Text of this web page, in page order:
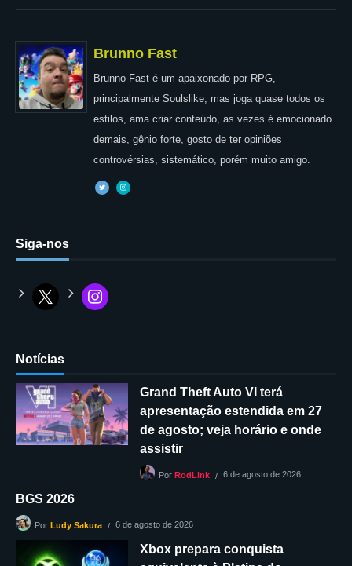
Brunno Fast
Brunno Fast é um apaixonado por RPG,
principalmente Soulslike, mas joga quase todos os
estilos, ama criar conteúdo, as vezes é emocionado
demais, gênio forte, gosto de ter opiniões
controvérsias, sistemático, porém muito amigo.
Siga-nos
Notícias
Grand Theft Auto VI terá
apresentação estendida em 27
de agosto; veja horário e onde
assistir
Por RodLink 6 de agosto de 2026
BGS 2026
Por Ludy Sakura 6 de agosto de 2026
Xbox prepara conquista